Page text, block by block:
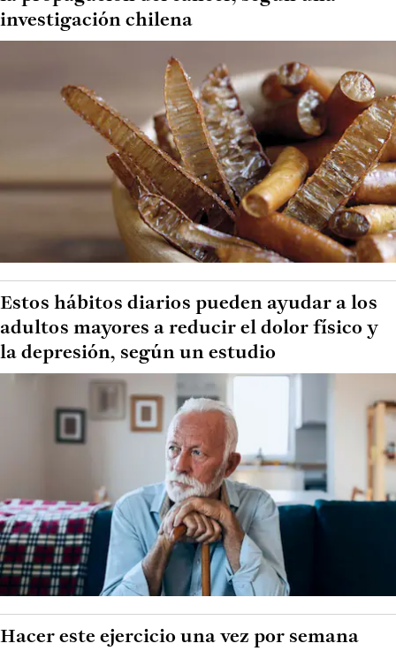
investigación chilena
Estos hábitos diarios pueden ayudar a los
adultos mayores a reducir el dolor físico y
la depresión, según un estudio
Hacer este ejercicio una vez por semana